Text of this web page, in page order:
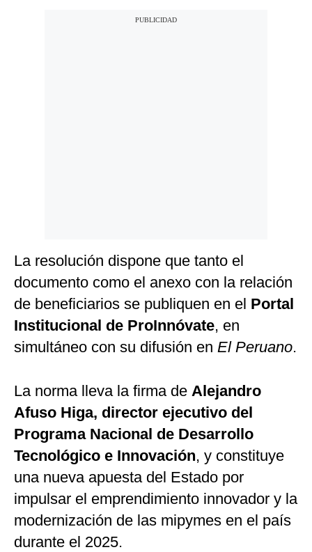
La resolución dispone que tanto el
documento como el anexo con la relación
de beneficiarios se publiquen en el Portal
Institucional de ProInnóvate, en
simultáneo con su difusión en El Peruano.
La norma lleva la firma de Alejandro
Afuso Higa, director ejecutivo del
Programa Nacional de Desarrollo
Tecnológico e Innovación, y constituye
una nueva apuesta del Estado por
impulsar el emprendimiento innovador y la
modernización de las mipymes en el país
durante el 2025.